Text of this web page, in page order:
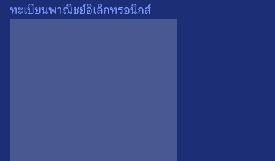
เหรียญหลวงปู่ขาว วัดถ้ำกลอง
เพล ออกวัดศีลขันธาราม
ทะเบียนพาณิชย์อิเล็กทรอนิกส์